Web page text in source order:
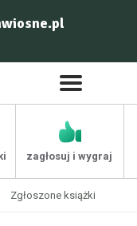
zagłosuj i wygraj
Zgłoszone książki